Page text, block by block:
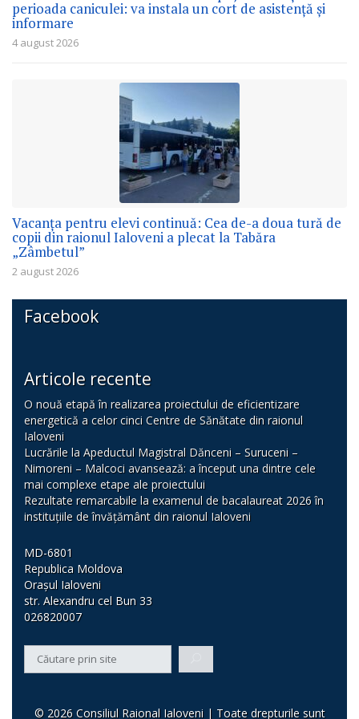
perioada caniculei: va instala un cort de asistență și
informare
4 august 2026
Vacanța pentru elevi continuă: Cea de-a doua tură de
copii din raionul Ialoveni a plecat la Tabăra
„Zâmbetul”
2 august 2026
Facebook
Articole recente
O nouă etapă în realizarea proiectului de eficientizare
energetică a celor cinci Centre de Sănătate din raionul
Ialoveni
Lucrările la Apeductul Magistral Dănceni – Suruceni –
Nimoreni – Malcoci avansează: a început una dintre cele
mai complexe etape ale proiectului
Rezultate remarcabile la examenul de bacalaureat 2026 în
instituțiile de învățământ din raionul Ialoveni
MD-6801
Republica Moldova
Orașul Ialoveni
str. Alexandru cel Bun 33
026820007
© 2026 Consiliul Raional Ialoveni | Toate drepturile sunt